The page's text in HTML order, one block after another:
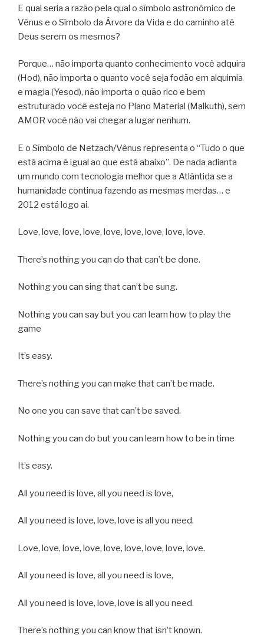
E qual seria a razão pela qual o símbolo astronômico de
Vênus e o Símbolo da Árvore da Vida e do caminho até
Deus serem os mesmos?
Porque… não importa quanto conhecimento você adquira
(Hod), não importa o quanto você seja fodão em alquimia
e magia (Yesod), não importa o quão rico e bem
estruturado você esteja no Plano Material (Malkuth), sem
AMOR você não vai chegar a lugar nenhum.
E o Símbolo de Netzach/Vênus representa o “Tudo o que
está acima é igual ao que está abaixo”. De nada adianta
um mundo com tecnologia melhor que a Atlântida se a
humanidade continua fazendo as mesmas merdas… e
2012 está logo ai.
Love, love, love, love, love, love, love, love, love.
There’s nothing you can do that can’t be done.
Nothing you can sing that can’t be sung.
Nothing you can say but you can learn how to play the
game
It’s easy.
There’s nothing you can make that can’t be made.
No one you can save that can’t be saved.
Nothing you can do but you can learn how to be in time
It’s easy.
All you need is love, all you need is love,
All you need is love, love, love is all you need.
Love, love, love, love, love, love, love, love, love.
All you need is love, all you need is love,
All you need is love, love, love is all you need.
There’s nothing you can know that isn’t known.